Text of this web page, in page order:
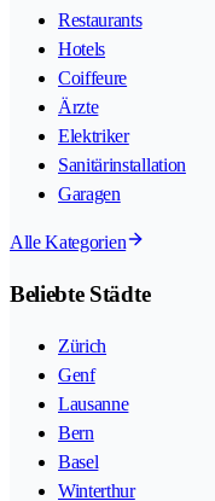
Restaurants
Hotels
Coiffeure
Ärzte
Elektriker
Sanitärinstallation
Garagen
Alle Kategorien
Beliebte Städte
Zürich
Genf
Lausanne
Bern
Basel
Winterthur